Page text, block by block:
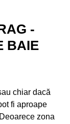
-
BAIE
chiar dacă
fi aproape
zona